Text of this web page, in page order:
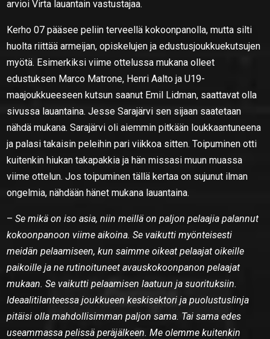
arvioi Virta lauantain vastustajaa.
Kerho 07 pääsee peliin terveellä kokoonpanolla, mutta silti
huolta riittää armeijan, opiskelujen ja edustusjoukkuekutsujen
myötä. Esimerkiksi viime ottelussa mukana olleet
edustuksen Marco Matrone, Henri Aalto ja U19-
maajoukkueeseen kutsun saanut Emil Lidman, saattavat olla
sivussa lauantaina. Jesse Sarajärvi sen sijaan saatetaan
nähdä mukana. Sarajärvi oli aiemmin pitkään loukkaantuneena
ja palasi takaisin peleihin pari viikkoa sitten. Toipuminen otti
kuitenkin hiukan takapakkia ja hän missasi muun muassa
viime ottelun. Jos toipuminen tällä kertaa on sujunut ilman
ongelmia, nähdään hänet mukana lauantaina.
–Se mikä on iso asia, niin meillä on paljon pelaajia palannut
kokoonpanoon viime aikoina. Se vaikutti myönteisesti
meidän pelaamiseen, kun saimme oikeat pelaajat oikeille
paikoille ja ne rutinoituneet avauskokoonpanon pelaajat
mukaan. Se vaikutti pelaamisen laatuun ja suorituksiin.
Ideaalitilanteessa joukkueen keskisektori ja puolustuslinja
pitäisi olla mahdollisimman paljon sama. Tai sama edes
useammassa pelissä peräjälkeen. Me olemme kuitenkin